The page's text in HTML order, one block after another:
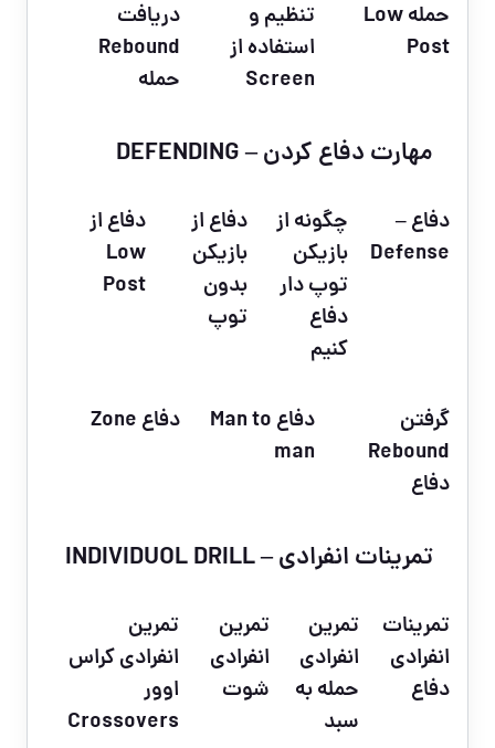
حمله Low
Post
تنظیم و
استفاده از
Screen
دریافت
Rebound
حمله
مهارت دفاع کردن – DEFENDING
دفاع –
Defense
چگونه از
بازیکن
توپ دار
دفاع
کنیم
دفاع از
بازیکن
بدون
توپ
دفاع از
Low
Post
گرفتن
Rebound
دفاع
دفاع Man to
man
دفاع Zone
تمرینات انفرادی – INDIVIDUOL DRILL
تمرینات
انفرادی
دفاع
تمرین
انفرادی
حمله به
سبد
تمرین
انفرادی
شوت
تمرین
انفرادی کراس
اوور
Crossovers